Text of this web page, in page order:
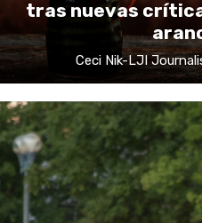
tras nuevas
Ceci Nik-LJI